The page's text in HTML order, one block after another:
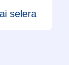
selera